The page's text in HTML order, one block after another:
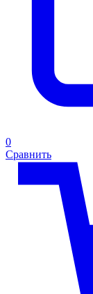
0
Сравнить